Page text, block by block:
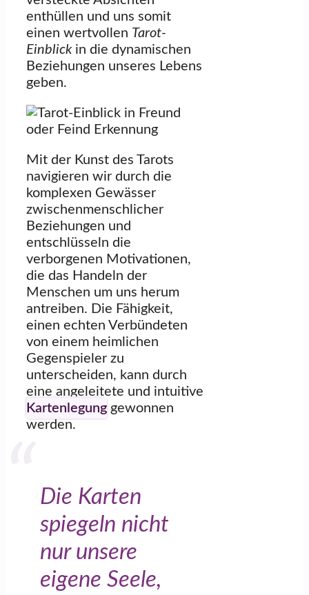
enthüllen und uns somit
einen wertvollen Tarot-
Einblickin die dynamischen
Beziehungen unseres Lebens
geben.
Mit der Kunst des Tarots
navigieren wir durch die
komplexen Gewässer
zwischenmenschlicher
Beziehungen und
entschlüsseln die
verborgenen Motivationen,
die das Handeln der
Menschen um uns herum
antreiben. Die Fähigkeit,
einen echten Verbündeten
von einem heimlichen
Gegenspieler zu
unterscheiden, kann durch
eine angeleitete und intuitive
Kartenlegung gewonnen
werden.
Die Karten
spiegeln nicht
nur unsere
eigene Seele,